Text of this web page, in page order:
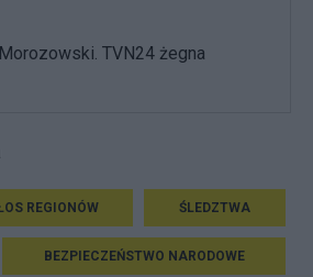
TVN24 żegna
REGIONÓW ŚLEDZTWA
BEZPIECZEŃSTWO NARODOWE